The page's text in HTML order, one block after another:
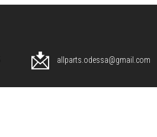
allparts.odessa@gmail.com